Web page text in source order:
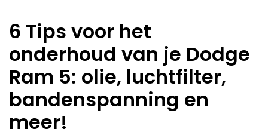
6 Tips voor het
onderhoud van je Dodge
Ram 5: olie, luchtfilter,
bandenspanning en
meer!